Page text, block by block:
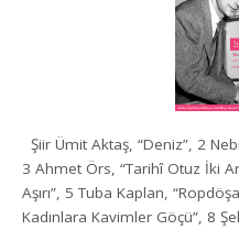
Şiir Ümit Aktaş, “Deniz”, 2
3 Ahmet Örs, “Tarihî Otuz İki
Aşırı”, 5 Tuba Kaplan,
Kadınlara Kavimler Göçü”, 8